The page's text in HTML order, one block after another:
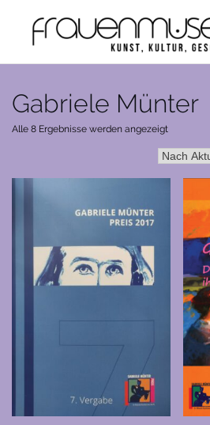
springen
Gabriele Münter
Alle 8 Ergebnisse werden angezeigtNach
Aktualität
sortiert